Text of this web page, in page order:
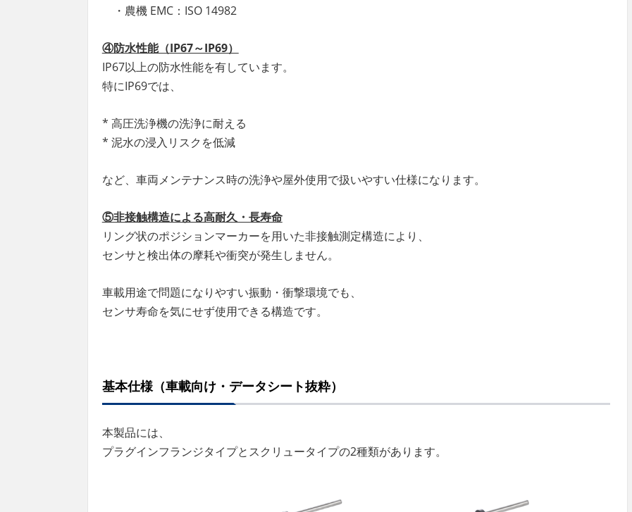
・農機 EMC：ISO 14982
④防水性能（IP67～IP69）
IP67以上の防水性能を有しています。
特にIP69では、
* 高圧洗浄機の洗浄に耐える
* 泥水の浸入リスクを低減
など、車両メンテナンス時の洗浄や屋外使用で扱いやすい仕様になります。
⑤非接触構造による高耐久・長寿命
リング状のポジションマーカーを用いた非接触測定構造により、
センサと検出体の摩耗や衝突が発生しません。
車載用途で問題になりやすい振動・衝撃環境でも、
センサ寿命を気にせず使用できる構造です。
基本仕様（車載向け・データシート抜粋）
本製品には、
プラグインフランジタイプとスクリュータイプの2種類があります。